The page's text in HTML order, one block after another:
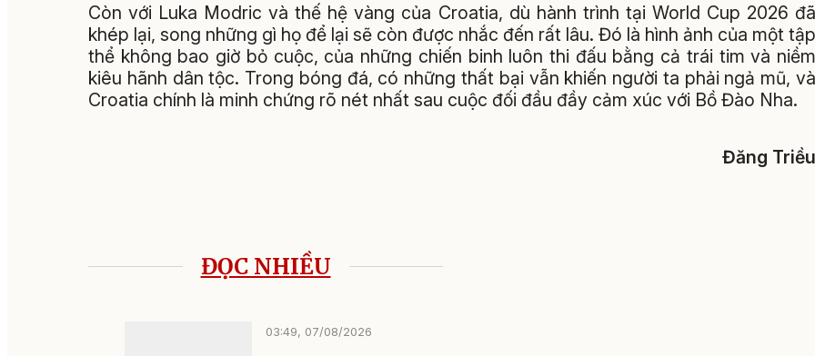
Còn với Luka Modric và thế hệ vàng của Croatia, dù hành trình tại World Cup 2026 đã
khép lại, song những gì họ để lại sẽ còn được nhắc đến rất lâu. Đó là hình ảnh của một tập
thể không bao giờ bỏ cuộc, của những chiến binh luôn thi đấu bằng cả trái tim và niềm
kiêu hãnh dân tộc. Trong bóng đá, có những thất bại vẫn khiến người ta phải ngả mũ, và
Croatia chính là minh chứng rõ nét nhất sau cuộc đối đầu đầy cảm xúc với Bồ Đào Nha.
Đăng Triều
ĐỌC NHIỀU
03:49, 07/08/2026